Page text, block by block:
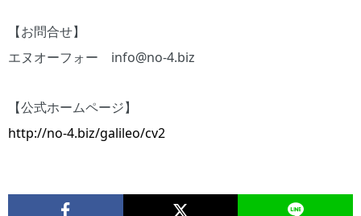
【お問合せ】
エヌオーフォー info@no-4.biz
【公式ホームページ】
http://no-4.biz/galileo/cv2